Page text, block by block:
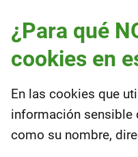
¿Para qué
cookies en
En las cookies que
información sensible
como su nombre,